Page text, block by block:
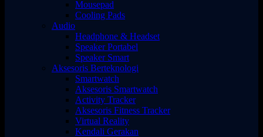
Mousepad
Cooling Pads
Audio
Headphone & Headset
Speaker Portabel
Speaker Smart
Aksesoris Berteknologi
Smartwatch
Aksesoris Smartwatch
Activity Tracker
Aksesoris Fitness Tracker
Virtual Reality
Kendali Gerakan